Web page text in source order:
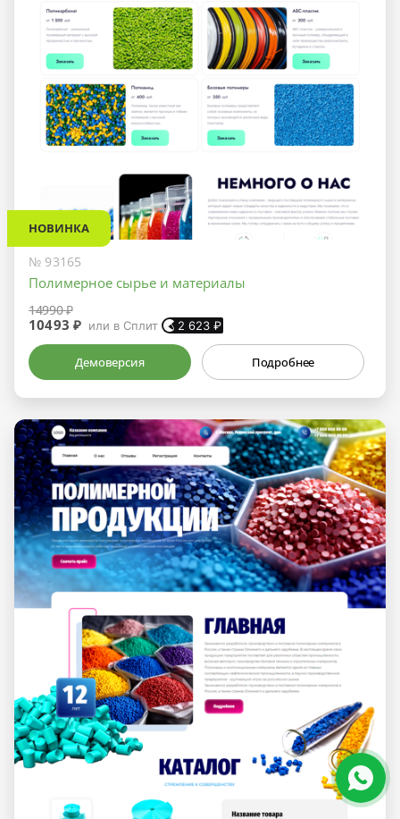
НОВИНКА
№ 93165
Полимерное сырье и материалы
14990 ₽
10493 ₽ или в Сплит 2 623 ₽
Демоверсия Подробнее